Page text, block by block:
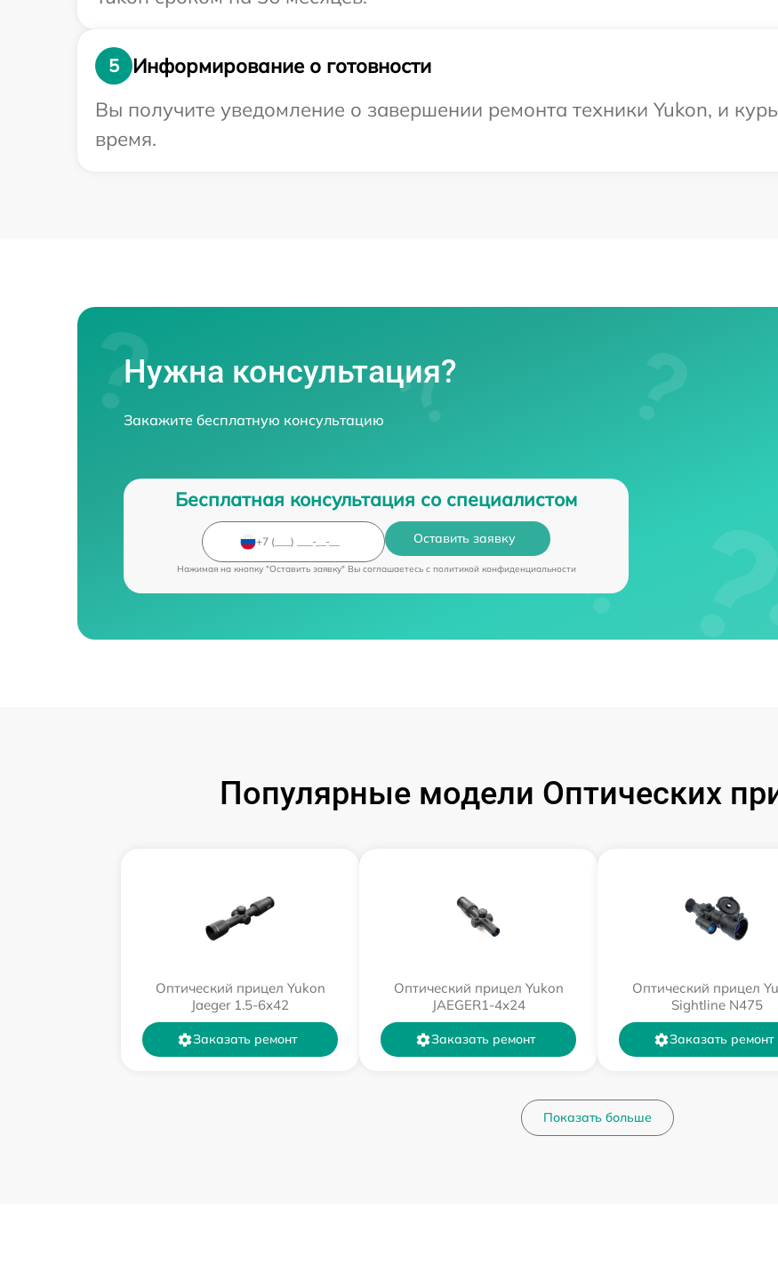
5
Информирование о готовности
Вы получите уведомление о завершении ремонта техники Yukon, и
время.
Нужна консультация?
Закажите бесплатную консультацию
Бесплатная консультация со специалистом
Оставить заявку
Нажимая на кнопку "Оставить заявку" Вы соглашаетесь c политикой конфиденциальности
Популярные модели Оптических
Оптический прицел Yukon
Jaeger 1.5-6x42
Заказать ремонт
Оптический прицел Yukon
JAEGER1-4x24
Заказать ремонт
Оптический прицел
Sightline N475
Заказать ремонт
Показать больше